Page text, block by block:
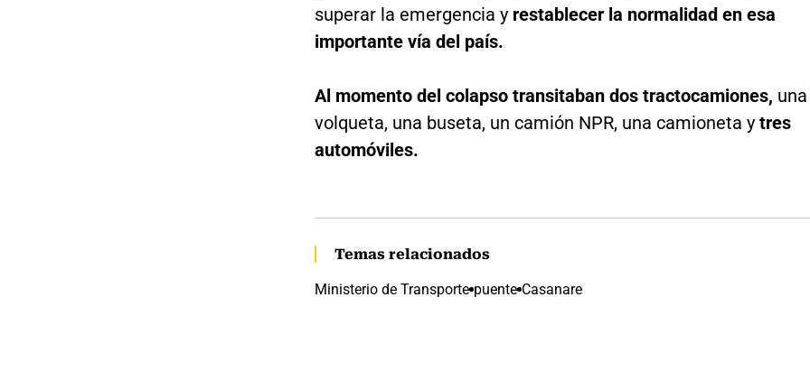
superar la emergencia y restablecer la normalidad en esa
importante vía del país.
Al momento del colapso transitaban dos tractocamiones, una
volqueta, una buseta, un camión NPR, una camioneta y tres
automóviles.
Temas relacionados
Ministerio de Transporte puente Casanare